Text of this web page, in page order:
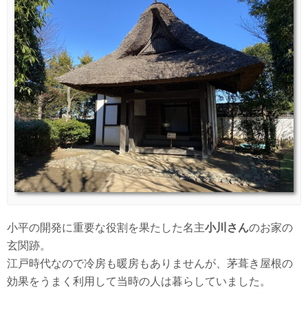
小平の開発に重要な役割を果たした名主小川さんのお家の
玄関跡。
江戸時代なので冷房も暖房もありませんが、茅葺き屋根の
効果をうまく利用して当時の人は暮らしていました。